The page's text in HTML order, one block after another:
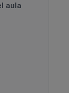
aula